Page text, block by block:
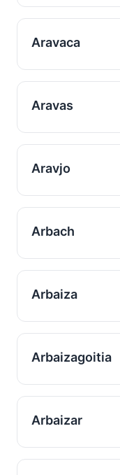
Aravaca
Aravas
Aravjo
Arbach
Arbaiza
Arbaizagoitia
Arbaizar